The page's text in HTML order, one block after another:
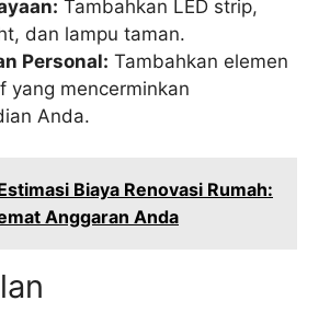
Tambahkan LED strip,
dan lampu taman.
Personal: Tambahkan elemen
yang mencerminkan
Anda.
Biaya Renovasi Rumah:
Anggaran Anda